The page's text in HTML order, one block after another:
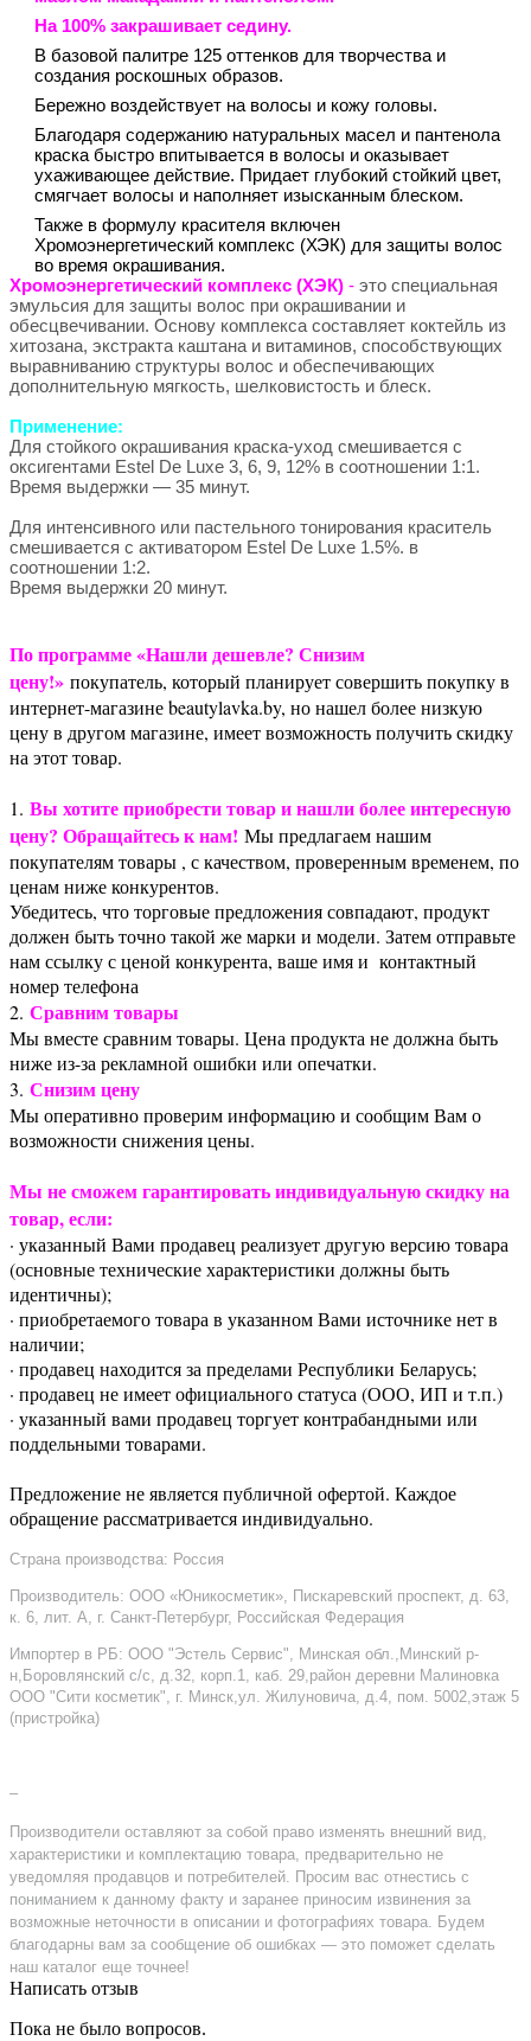
На 100% закрашивает седину.
В базовой палитре 125 оттенков для творчества и
создания роскошных образов.
Бережно воздействует на волосы и кожу головы.
Благодаря содержанию натуральных масел и пантенола
краска быстро впитывается в волосы и оказывает
ухаживающее действие. Придает глубокий стойкий цвет,
смягчает волосы и наполняет изысканным блеском.
Также в формулу красителя включен
Хромоэнергетический комплекс (ХЭК) для защиты волос
во время окрашивания.
Хромоэнергетический комплекс (ХЭК) - это специальная
эмульсия для защиты волос при окрашивании и
обесцвечивании. Основу комплекса составляет коктейль из
хитозана, экстракта каштана и витаминов, способствующих
выравниванию структуры волос и обеспечивающих
дополнительную мягкость, шелковистость и блеск.
Применение:
Для стойкого окрашивания краска-уход смешивается с
оксигентами Estel De Luxe 3, 6, 9, 12% в соотношении 1:1.
Время выдержки — 35 минут.
Для интенсивного или пастельного тонирования краситель
смешивается с активатором Estel De Luxe 1.5%. в
соотношении 1:2.
Время выдержки 20 минут.
По программе «Нашли дешевле? Снизим
цену!» покупатель, который планирует совершить покупку в
интернет-магазине beautylavka.by, но нашел более низкую
цену в другом магазине, имеет возможность получить скидку
на этот товар.
1. Вы хотите приобрести товар и нашли более интересную
цену? Обращайтесь к нам! Мы предлагаем нашим
покупателям товары , с качеством, проверенным временем, по
ценам ниже конкурентов.
Убедитесь, что торговые предложения совпадают, продукт
должен быть точно такой же марки и модели. Затем отправьте
нам ссылку с ценой конкурента, ваше имя и контактный
номер телефона
2. Сравним товары
Мы вместе сравним товары. Цена продукта не должна быть
ниже из-за рекламной ошибки или опечатки.
3. Снизим цену
Мы оперативно проверим информацию и сообщим Вам о
возможности снижения цены.
Мы не сможем гарантировать индивидуальную скидку на
товар, если:
· указанный Вами продавец реализует другую версию товара
(основные технические характеристики должны быть
идентичны);
· приобретаемого товара в указанном Вами источнике нет в
наличии;
· продавец находится за пределами Республики Беларусь;
· продавец не имеет официального статуса (ООО, ИП и т.п.)
· указанный вами продавец торгует контрабандными или
поддельными товарами.
Предложение не является публичной офертой. Каждое
обращение рассматривается индивидуально.
Страна производства: Россия
Производитель: ООО «Юникосметик», Пискаревский проспект, д. 63,
к. 6, лит. А, г. Санкт-Петербург, Российская Федерация
Импортер в РБ: ООО "Эстель Сервис", Минская обл.,Минский р-
н,Боровлянский с/с, д.32, корп.1, каб. 29,район деревни Малиновка
ООО "Сити косметик", г. Минск,ул. Жилуновича, д.4, пом. 5002,этаж 5
(пристройка)
–
Производители оставляют за собой право изменять внешний вид,
характеристики и комплектацию товара, предварительно не
уведомляя продавцов и потребителей. Просим вас отнестись с
пониманием к данному факту и заранее приносим извинения за
возможные неточности в описании и фотографиях товара. Будем
благодарны вам за сообщение об ошибках — это поможет сделать
наш каталог еще точнее!
Написать отзыв
Пока не было вопросов.